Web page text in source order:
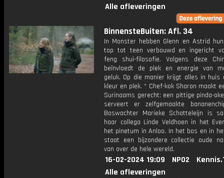
Alle afleveringen
BinnensteBuiten: Afl. 34
In Monster hebben Glenn en Astrid
top tot teen verbouwd en ingericht
feng shui-filosofie. Volgens deze
beïnvloedt de plek en energie van
geluk. Op die manier krijgt alles in huis
kleur en plek. * Chef-kok Sharon maakt
Surinaams gerecht: een pittige pinda-
serveert er zelfgemaakte
Boswachter Marieke Schatteleijn is
haar collega Linde Veldhoen in het
het pinetum in Anloo. In het bos en in
staat een bijzondere collectie oude
van over de hele wereld.
16-02-2024 19:09 NPO2
Alle afleveringen